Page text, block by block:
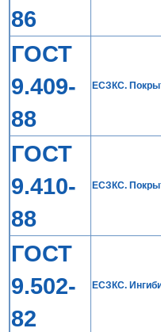
86
ГОСТ
9.409-
88
ЕСЗКС.
ГОСТ
9.410-
88
ЕСЗКС.
ГОСТ
9.502-
82
ЕСЗКС.